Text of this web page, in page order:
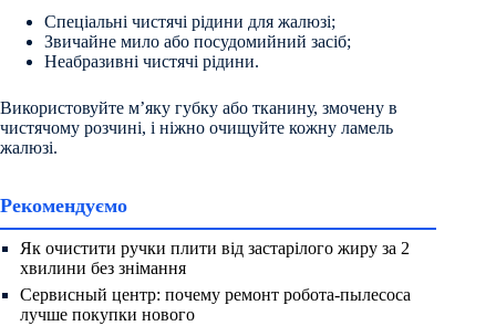
Спеціальні чистячі рідини для жалюзі;
Звичайне мило або посудомийний засіб;
Неабразивні чистячі рідини.
Використовуйте м’яку губку або тканину, змочену в
чистячому розчині, і ніжно очищуйте кожну ламель
жалюзі.
Рекомендуємо
Як очистити ручки плити від застарілого жиру за 2
хвилини без знімання
Сервисный центр: почему ремонт робота-пылесоса
лучше покупки нового